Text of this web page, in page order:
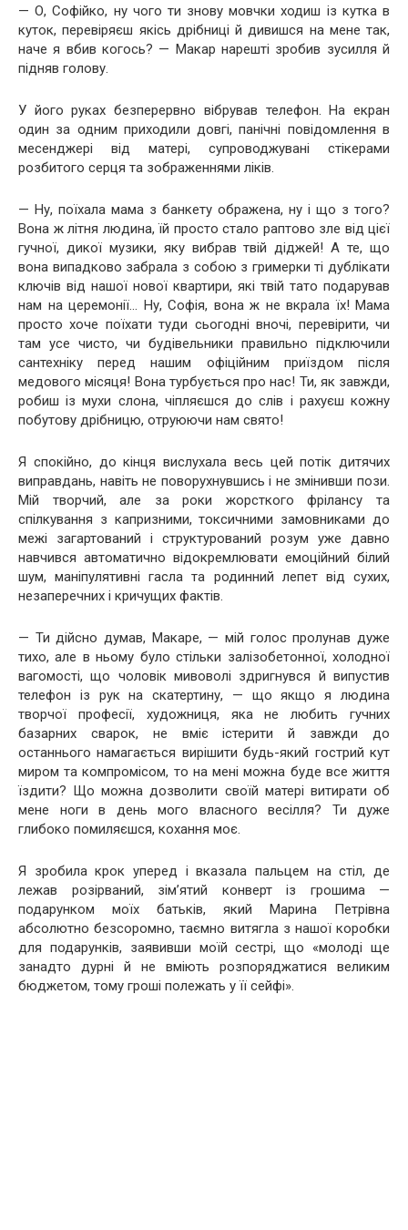
— О, Софійко, ну чого ти знову мовчки ходиш із кутка в
куток, перевіряєш якісь дрібниці й дивишся на мене так,
наче я вбив когось? — Макар нарешті зробив зусилля й
підняв голову.
У його руках безперервно вібрував телефон. На екран
один за одним приходили довгі, панічні повідомлення в
месенджері від матері, супроводжувані стікерами
розбитого серця та зображеннями ліків.
— Ну, поїхала мама з банкету ображена, ну і що з того?
Вона ж літня людина, їй просто стало раптово зле від цієї
гучної, дикої музики, яку вибрав твій діджей! А те, що
вона випадково забрала з собою з гримерки ті дублікати
ключів від нашої нової квартири, які твій тато подарував
нам на церемонії… Ну, Софія, вона ж не вкрала їх! Мама
просто хоче поїхати туди сьогодні вночі, перевірити, чи
там усе чисто, чи будівельники правильно підключили
сантехніку перед нашим офіційним приїздом після
медового місяця! Вона турбується про нас! Ти, як завжди,
робиш із мухи слона, чіпляєшся до слів і рахуєш кожну
побутову дрібницю, отруюючи нам свято!
Я спокійно, до кінця вислухала весь цей потік дитячих
виправдань, навіть не поворухнувшись і не змінивши пози.
Мій творчий, але за роки жорсткого фрілансу та
спілкування з капризними, токсичними замовниками до
межі загартований і структурований розум уже давно
навчився автоматично відокремлювати емоційний білий
шум, маніпулятивні гасла та родинний лепет від сухих,
незаперечних і кричущих фактів.
— Ти дійсно думав, Макаре, — мій голос пролунав дуже
тихо, але в ньому було стільки залізобетонної, холодної
вагомості, що чоловік мивоволі здригнувся й випустив
телефон із рук на скатертину, — що якщо я людина
творчої професії, художниця, яка не любить гучних
базарних сварок, не вміє істерити й завжди до
останнього намагається вирішити будь-який гострий кут
миром та компромісом, то на мені можна буде все життя
їздити? Що можна дозволити своїй матері витирати об
мене ноги в день мого власного весілля? Ти дуже
глибоко помиляєшся, кохання моє.
Я зробила крок уперед і вказала пальцем на стіл, де
лежав розірваний, зім’ятий конверт із грошима —
подарунком моїх батьків, який Марина Петрівна
абсолютно безсоромно, таємно витягла з нашої коробки
для подарунків, заявивши моїй сестрі, що «молоді ще
занадто дурні й не вміють розпоряджатися великим
бюджетом, тому гроші полежать у її сейфі».